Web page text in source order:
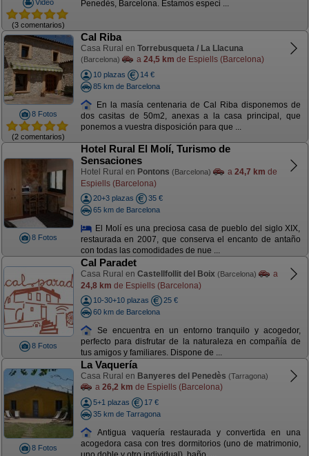
Video
(3 comentarios)
Penedès, Barcelona. Estamos especi ...
8 Fotos
(2 comentarios)
Cal Riba
Casa Rural en Torrebusqueta / La Llacuna
(Barcelona) a 24,5 km de Espiells (Barcelona)
10 plazas
14 €
85 km de Barcelona
En la masía centenaria de Cal Riba disponemos de
dos casitas de 50m2, anexas a la casa principal, que
ponemos a vuestra disposición para que ...
8 Fotos
Hotel Rural El Molí, Turismo de
Sensaciones
Hotel Rural en Pontons (Barcelona) a 24,7 km de
Espiells (Barcelona)
20+3 plazas
35 €
65 km de Barcelona
El Molí es una preciosa casa de pueblo del siglo XIX,
restaurada en 2007, que conserva el encanto de antaño
con todas las comodidades de nue ...
8 Fotos
Cal Paradet
Casa Rural en Castellfollit del Boix (Barcelona)
a
24,8 km de Espiells (Barcelona)
10-30+10 plazas
25 €
60 km de Barcelona
Se encuentra en un entorno tranquilo y acogedor,
perfecto para disfrutar de la naturaleza en compañía de
tus amigos y familiares. Dispone de ...
8 Fotos
La Vaquería
Casa Rural en Banyeres del Penedès (Tarragona)
a 26,2 km de Espiells (Barcelona)
5+1 plazas
17 €
35 km de Tarragona
Antigua vaquería restaurada y convertida en una
acogedora casa con tres dormitorios (uno de matrimonio,